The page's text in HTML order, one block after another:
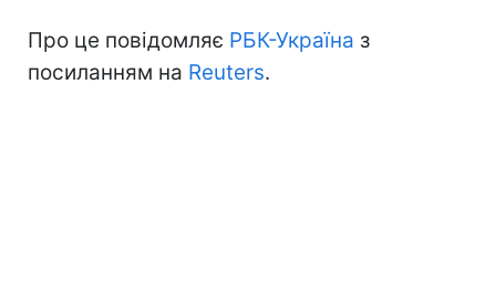
Про це повідомляє РБК-Україна з
посиланням на Reuters.